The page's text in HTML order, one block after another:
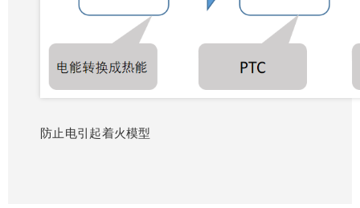
防止电引起着火模型